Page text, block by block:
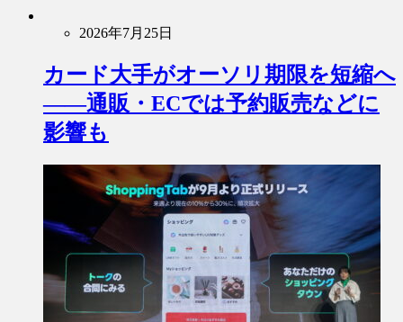
2026年7月25日
カード大手がオーソリ期限を短縮へ
――通販・ECでは予約販売などに
影響も